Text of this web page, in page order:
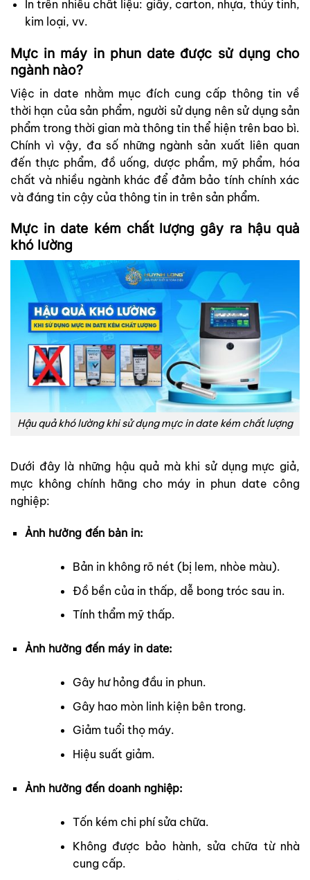
In trên nhiều chất liệu: giấy, carton, nhựa, thủy tinh,
kim loại, vv.
Mực in máy in phun date được sử dụng cho
ngành nào?
Việc in date nhằm mục đích cung cấp thông tin về
thời hạn của sản phẩm, người sử dụng nên sử dụng sản
phẩm trong thời gian mà thông tin thể hiện trên bao bì.
Chính vì vậy, đa số những ngành sản xuất liên quan
đến thực phẩm, đồ uống, dược phẩm, mỹ phẩm, hóa
chất và nhiều ngành khác để đảm bảo tính chính xác
và đáng tin cậy của thông tin in trên sản phẩm.
Mực in date kém chất lượng gây ra hậu quả
khó lường
Hậu quả khó lường khi sử dụng mực in date kém chất lượng
Dưới đây là những hậu quả mà khi sử dụng mực giả,
mực không chính hãng cho máy in phun date công
nghiệp:
Ảnh hưởng đến bản in:
Bản in không rõ nét (bị lem, nhòe màu).
Đồ bền của in thấp, dễ bong tróc sau in.
Tính thẩm mỹ thấp.
Ảnh hưởng đến máy in date:
Gây hư hỏng đầu in phun.
Gây hao mòn linh kiện bên trong.
Giảm tuổi thọ máy.
Hiệu suất giảm.
Ảnh hưởng đến doanh nghiệp:
Tốn kém chi phí sửa chữa.
Không được bảo hành, sửa chữa từ nhà
cung cấp.